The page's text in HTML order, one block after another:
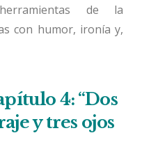
de la
con humor, ironía y,
4: “Dos
y tres ojos